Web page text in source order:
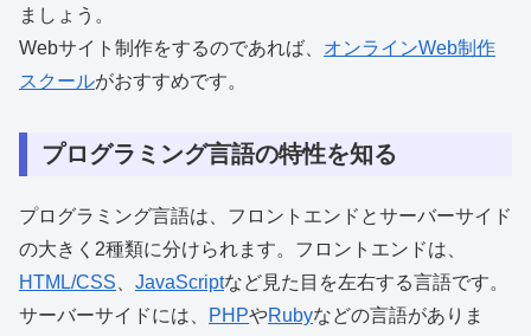
ましょう。
Webサイト制作をするのであれば、 オンラインWeb制作
スクールがおすすめです。
プログラミング言語の特性を知る
プログラミング言語は、フロントエンドとサーバーサイド
の大きく2種類に分けられます。フロントエンドは、
HTML/CSS
JavaScriptなど見た目を左右する言語です。
サーバーサイドには、
PHPやRubyなどの言語がありま